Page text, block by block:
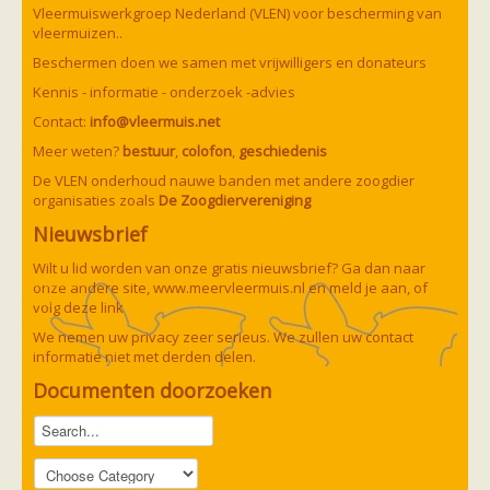
Vleermuizen in de tuin
Aankondiging activiteiten
Ik ben op zoek naar een detector
Ecologie en soorten
Hoe vleermuizen leven
Voedsel en jagen
Verblijfplaatsen
Echolocatie
Soorten
Baardvleermuis
Bechsteins vleermuis
Bosvleermuis
Brandt's vleermuis
Bruine of gewone grootoorvleermuis
Franjestaart
Gewone dwergvleermuis
Grijze grootoorvleermuis
Grote rosse vleermuis
Ingekorven vleermuis
Kleine en grote hoefijzerneus
Laatvlieger
Meervleermuis
Noordse vleermuis
Rosse vleermuis
Paul van Hoof
Vleermuiswerkgroep Nederland (VLEN) voor bescherming van
vleermuizen..
Beschermen doen we samen met vrijwilligers en donateurs
Kennis - informatie - onderzoek -advies
Contact: info@vleermuis.net
Meer weten? bestuur, colofon, geschiedenis
De VLEN onderhoud nauwe banden met andere zoogdier
organisaties zoals De Zoogdiervereniging
Nieuwsbrief
Wilt u lid worden van onze gratis nieuwsbrief? Ga dan naar
onze andere site,www.meervleermuis.nlen meld je aan, of
volg deze link
We nemen uw privacy zeer serieus. We zullen uw contact
informatie niet met derden delen.
Documenten doorzoeken